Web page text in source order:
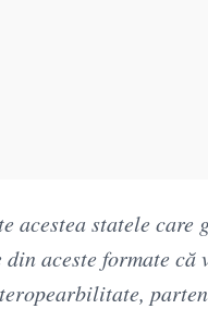
acestea statele
aceste formate